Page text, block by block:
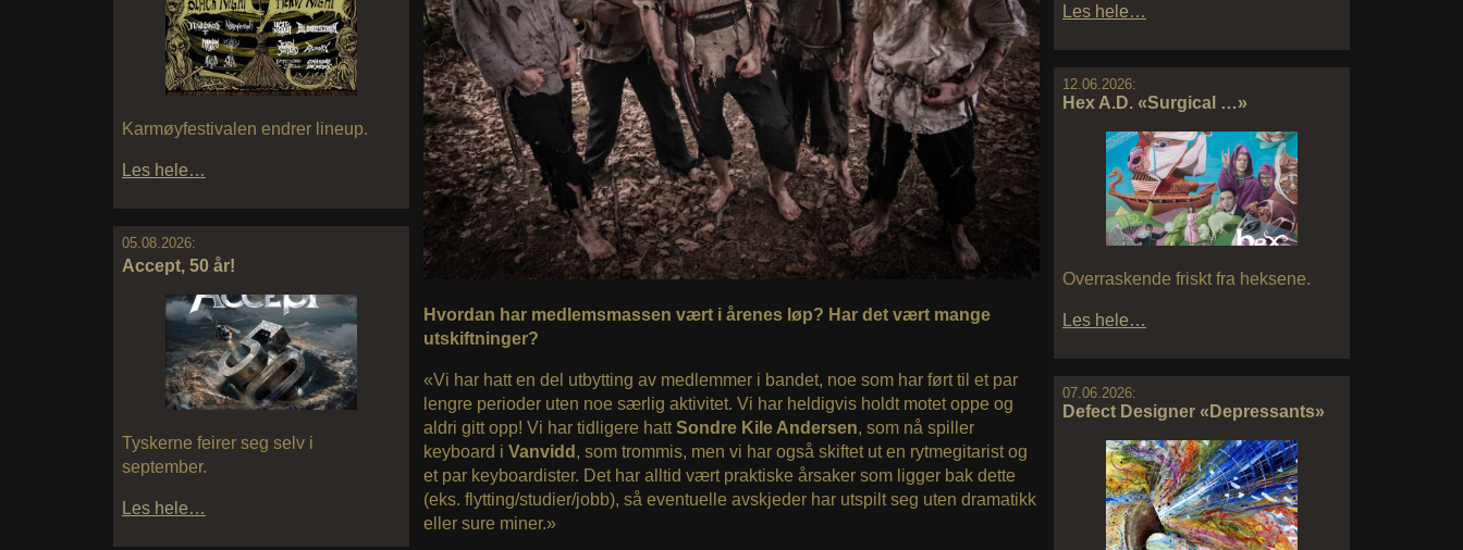
Karmøyfestivalen endrer lineup.
Les hele…
05.08.2026:
Accept, 50 år!
Tyskerne feirer seg selv i
september.
Les hele…
Les hele…
12.06.2026:
Hex A.D. «Surgical …»
Overraskende friskt fra heksene.
Les hele…
07.06.2026:
Defect Designer «Depressants»
Hvordan har medlemsmassen vært i årenes løp? Har det vært mange
utskiftninger?
«Vi har hatt en del utbytting av medlemmer i bandet, noe som har ført til et par
lengre perioder uten noe særlig aktivitet. Vi har heldigvis holdt motet oppe og
aldri gitt opp! Vi har tidligere hattSondre Kile Andersen, som nå spiller
keyboard i Vanvidd , som trommis, men vi har også skiftet ut en rytmegitarist og
et par keyboardister. Det har alltid vært praktiske årsaker som ligger bak dette
(eks. flytting/studier/jobb), så eventuelle avskjeder har utspilt seg uten dramatikk
eller sure miner.»